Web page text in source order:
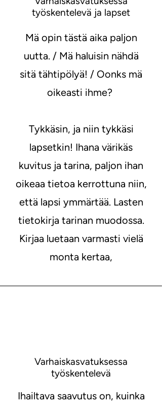
työskentelevä ja lapset
Mä opin tästä aika paljon
uutta. / Mä haluisin nähdä
sitä tähtipölyä! / Oonks mä
oikeasti ihme?
Tykkäsin, ja niin tykkäsi
lapsetkin! Ihana värikäs
kuvitus ja tarina, paljon ihan
oikeaa tietoa kerrottuna niin,
että lapsi ymmärtää. Lasten
tietokirja tarinan muodossa.
Kirjaa luetaan varmasti vielä
monta kertaa,
Varhaiskasvatuksessa
työskentelevä
Ihailtava saavutus on, kuinka